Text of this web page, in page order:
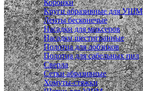
Коронки
Круги абразивные для УШМ
Ленты бесконечые
Насадки для миксеров
Насадки шестигранные
Полотна для лобзиков
Полотна для сабельных пил
Сверла
Сетки абразивные
Хомуты-стяжки